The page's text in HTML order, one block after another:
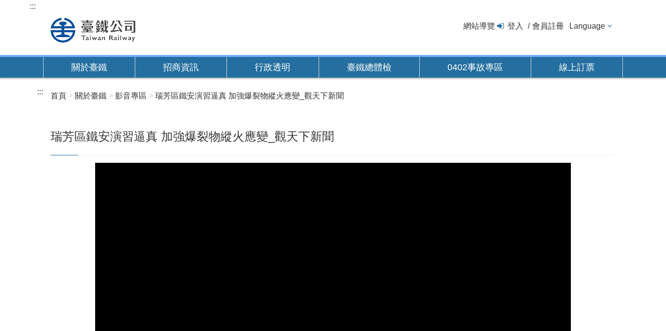
內
:::
網站導覽 登入 會員註冊 Language
關於臺鐵 招商資訊 行政透明 臺鐵總體檢 0402事故專區 線上訂票
::: 首頁 關於臺鐵 影音專區 瑞芳區鐵安演習逼真 加強爆裂物縱火應變_觀天下新聞
瑞芳區鐵安演習逼真 加強爆裂物縱火應變_觀天下新聞